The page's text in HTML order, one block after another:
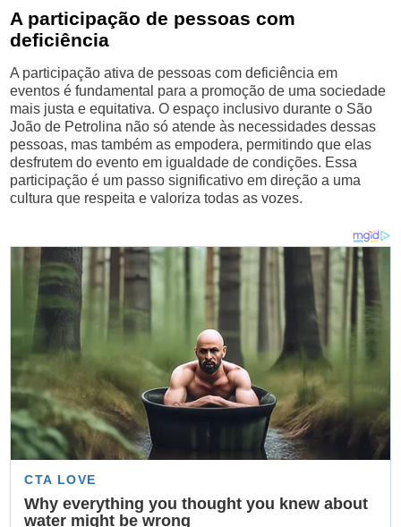
A participação de pessoas com
deficiência
A participação ativa de pessoas com deficiência em
eventos é fundamental para a promoção de uma sociedade
mais justa e equitativa. O espaço inclusivo durante o São
João de Petrolina não só atende às necessidades dessas
pessoas, mas também as empodera, permitindo que elas
desfrutem do evento em igualdade de condições. Essa
participação é um passo significativo em direção a uma
cultura que respeita e valoriza todas as vozes.